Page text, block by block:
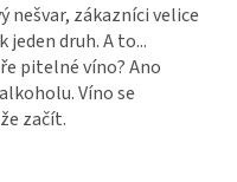
nešvar, zákazníci velice
druh. A to...
pitelné víno? Ano
Víno se
začít.